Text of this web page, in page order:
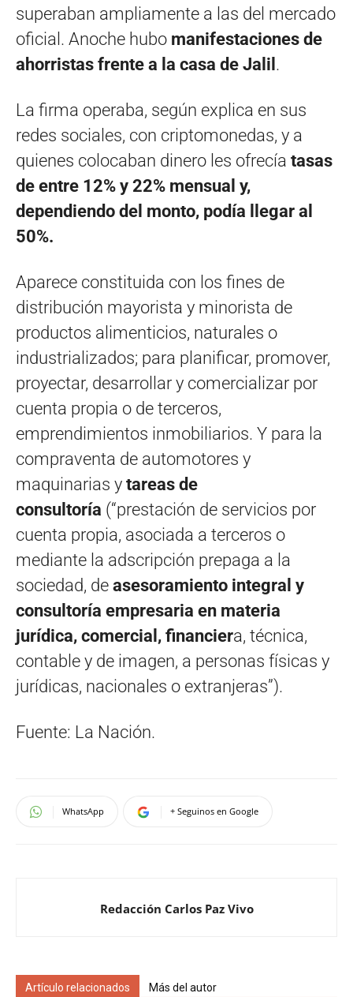
superaban ampliamente a las del mercado
oficial. Anoche hubo manifestaciones de
ahorristas frente a la casa de Jalil .
La firma operaba, según explica en sus
redes sociales, con criptomonedas, y a
quienes colocaban dinero les ofrecía tasas
de entre 12% y 22% mensual y,
dependiendo del monto, podía llegar al
50%.
Aparece constituida con los fines de
distribución mayorista y minorista de
productos alimenticios, naturales o
industrializados; para planificar, promover,
proyectar, desarrollar y comercializar por
cuenta propia o de terceros,
emprendimientos inmobiliarios. Y para la
compraventa de automotores y
maquinarias y tareas de
consultoría (“prestación de servicios por
cuenta propia, asociada a terceros o
mediante la adscripción prepaga a la
sociedad, de asesoramiento integral y
consultoría empresaria en materia
jurídica, comercial, financiera, técnica,
contable y de imagen, a personas físicas y
jurídicas, nacionales o extranjeras”).
Fuente: La Nación.
WhatsApp + Seguinos en Google
Redacción Carlos Paz Vivo
Artículo relacionados Más del autor